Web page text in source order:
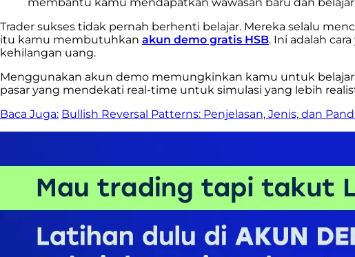
Trader sukses tidak pernah berhenti belajar. Mereka selalu
itu kamu membutuhkan akun demo gratis HSB. Ini adalah
kehilangan uang.
Menggunakan akun demo memungkinkan kamu untuk
pasar yang mendekati real-time untuk simulasi yang lebih
Baca Juga: Bullish Reversal Patterns: Penjelasan, Jenis, dan